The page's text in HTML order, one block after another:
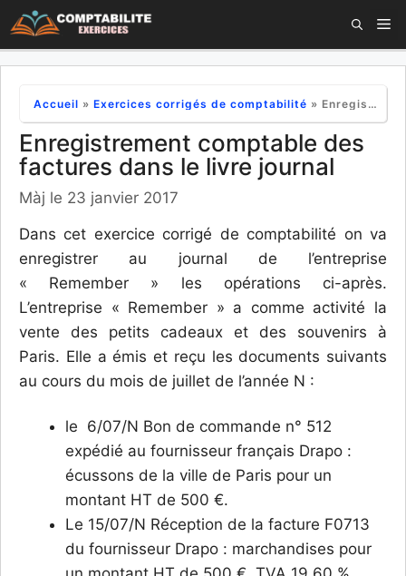
Aller
au
Accueil » Exercices corrigés de comptabilité » Enregistrement comptable des factures dans le livre journal
Enregistrement comptable des
factures dans le livre journal
Màj le 23 janvier 2017
Dans cet exercice corrigé de comptabilité on va
enregistrer au journal de l’entreprise
« Remember » les opérations ci-après.
L’entreprise « Remember » a comme activité la
vente des petits cadeaux et des souvenirs à
Paris. Elle a émis et reçu les documents suivants
au cours du mois de juillet de l’année N :
le 6/07/N Bon de commande n° 512
expédié au fournisseur français Drapo :
écussons de la ville de Paris pour un
montant HT de 500 €.
Le 15/07/N Réception de la facture F0713
du fournisseur Drapo : marchandises pour